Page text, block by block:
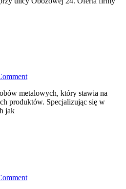
metalowych, który stawia na
produktów. Specjalizując się w
jak